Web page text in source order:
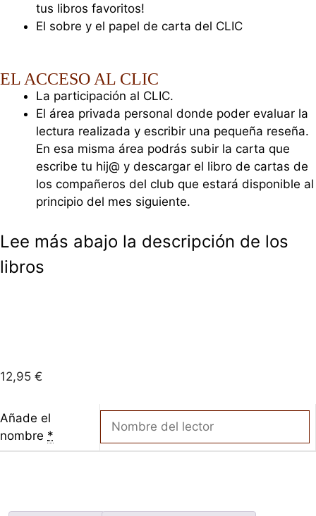
tus libros favoritos!
El sobre y el papel de carta del CLIC
EL ACCESO AL CLIC
La participación al CLIC.
El área privada personal donde poder evaluar la
lectura realizada y escribir una pequeña reseña.
En esa misma área podrás subir la carta que
escribe tu hij@ y descargar el libro de cartas de
los compañeros del club que estará disponible al
principio del mes siguiente.
Lee más abajo la descripción de los
libros
12,95 €
Añade el
nombre *